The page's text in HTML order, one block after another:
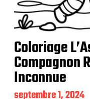
Coloriage
Compagnon
Inconnue
D
septembre 1, 2024